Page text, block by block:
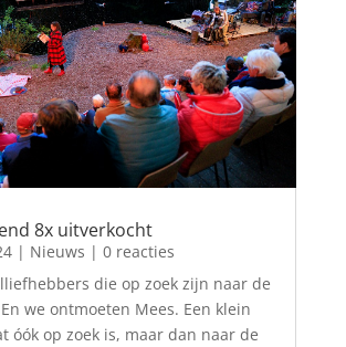
8x uitverkocht
| Nieuws | 0 reacties
die op zoek zijn naar de
we ontmoeten Mees. Een klein
óók op zoek is, maar dan naar de